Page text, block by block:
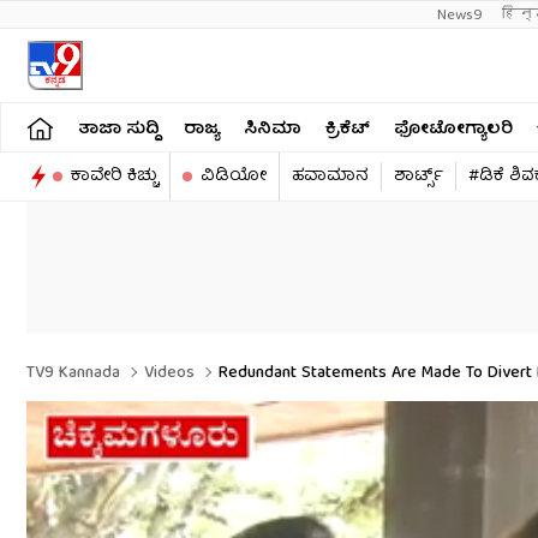
News9
ತಾಜಾ ಸುದ್ದಿ ರಾಜ್ಯ ಸಿನಿಮಾ ಕ್ರಿಕೆಟ್​ ಫೋಟೋಗ್ಯಾಲರಿ
ಕಾವೇರಿ ಕಿಚ್ಚು
ವಿಡಿಯೋ ಹವಾಮಾನ ಶಾರ್ಟ್ಸ್​ #ಡಿಕೆ
TV9 Kannada Videos Redundant Statements Are Made To